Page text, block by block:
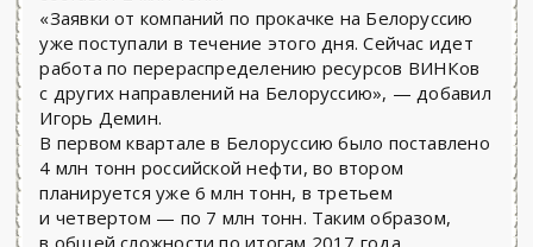
«Заявки от компаний по прокачке на Белоруссию
уже поступали в течение этого дня. Сейчас идет
работа по перераспределению ресурсов ВИНКов
с других направлений на Белоруссию», — добавил
Игорь Демин.
В первом квартале в Белоруссию было поставлено
4 млн тонн российской нефти, во втором
планируется уже 6 млн тонн, в третьем
и четвертом — по 7 млн тонн. Таким образом,
в общей сложности по итогам 2017 года